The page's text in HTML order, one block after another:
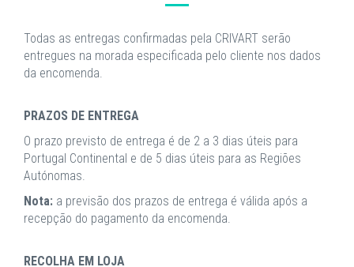
Todas as entregas confirmadas pela CRIVART serão
entregues na morada especificada pelo cliente nos dados
da encomenda.
PRAZOS DE ENTREGA
O prazo previsto de entrega é de 2 a 3 dias úteis para
Portugal Continental e de 5 dias úteis para as Regiões
Autónomas.
Nota: a previsão dos prazos de entrega é válida após a
recepção do pagamento da encomenda.
RECOLHA EM LOJA